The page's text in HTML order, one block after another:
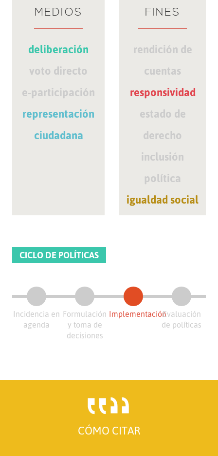
MEDIOS
deliberación
voto directo
e-participación
representación
ciudadana
FINES
rendición de
cuentas
responsividad
estado de
derecho
inclusión
política
igualdad social
CICLO DE POLÍTICAS
Incidencia en
agenda
Formulación
y toma de
decisiones
ImplementaciónEvaluación
de políticas
CÓMO CITAR